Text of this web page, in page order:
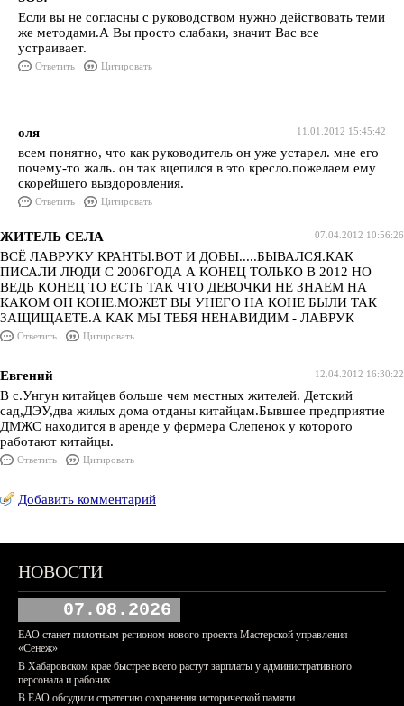
Если вы не согласны с руководством нужно действовать теми
же методами.А Вы просто слабаки, значит Вас все
устраивает.
Ответить Цитировать
11.01.2012 15:45:42
оля
всем понятно, что как руководитель он уже устарел. мне его
почему-то жаль. он так вцепился в это кресло.пожелаем ему
скорейшего выздоровления.
Ответить Цитировать
07.04.2012 10:56:26
ЖИТЕЛЬ СЕЛА
ВСЁ ЛАВРУКУ КРАНТЫ.ВОТ И ДОВЫ.....БЫВАЛСЯ.КАК
ПИСАЛИ ЛЮДИ С 2006ГОДА А КОНЕЦ ТОЛЬКО В 2012 НО
ВЕДЬ КОНЕЦ ТО ЕСТЬ ТАК ЧТО ДЕВОЧКИ НЕ ЗНАЕМ НА
КАКОМ ОН КОНЕ.МОЖЕТ ВЫ УНЕГО НА КОНЕ БЫЛИ ТАК
ЗАЩИЩАЕТЕ.А КАК МЫ ТЕБЯ НЕНАВИДИМ - ЛАВРУК
Ответить Цитировать
12.04.2012 16:30:22
Евгений
В с.Унгун китайцев больше чем местных жителей. Детский
сад,ДЭУ,два жилых дома отданы китайцам.Бывшее предприятие
ДМЖС находится в аренде у фермера Слепенок у которого
работают китайцы.
Ответить Цитировать
Добавить комментарий
НОВОСТИ
07.08.2026
ЕАО станет пилотным регионом нового проекта Мастерской управления
«Сенеж»
В Хабаровском крае быстрее всего растут зарплаты у административного
персонала и рабочих
В ЕАО обсудили стратегию сохранения исторической памяти